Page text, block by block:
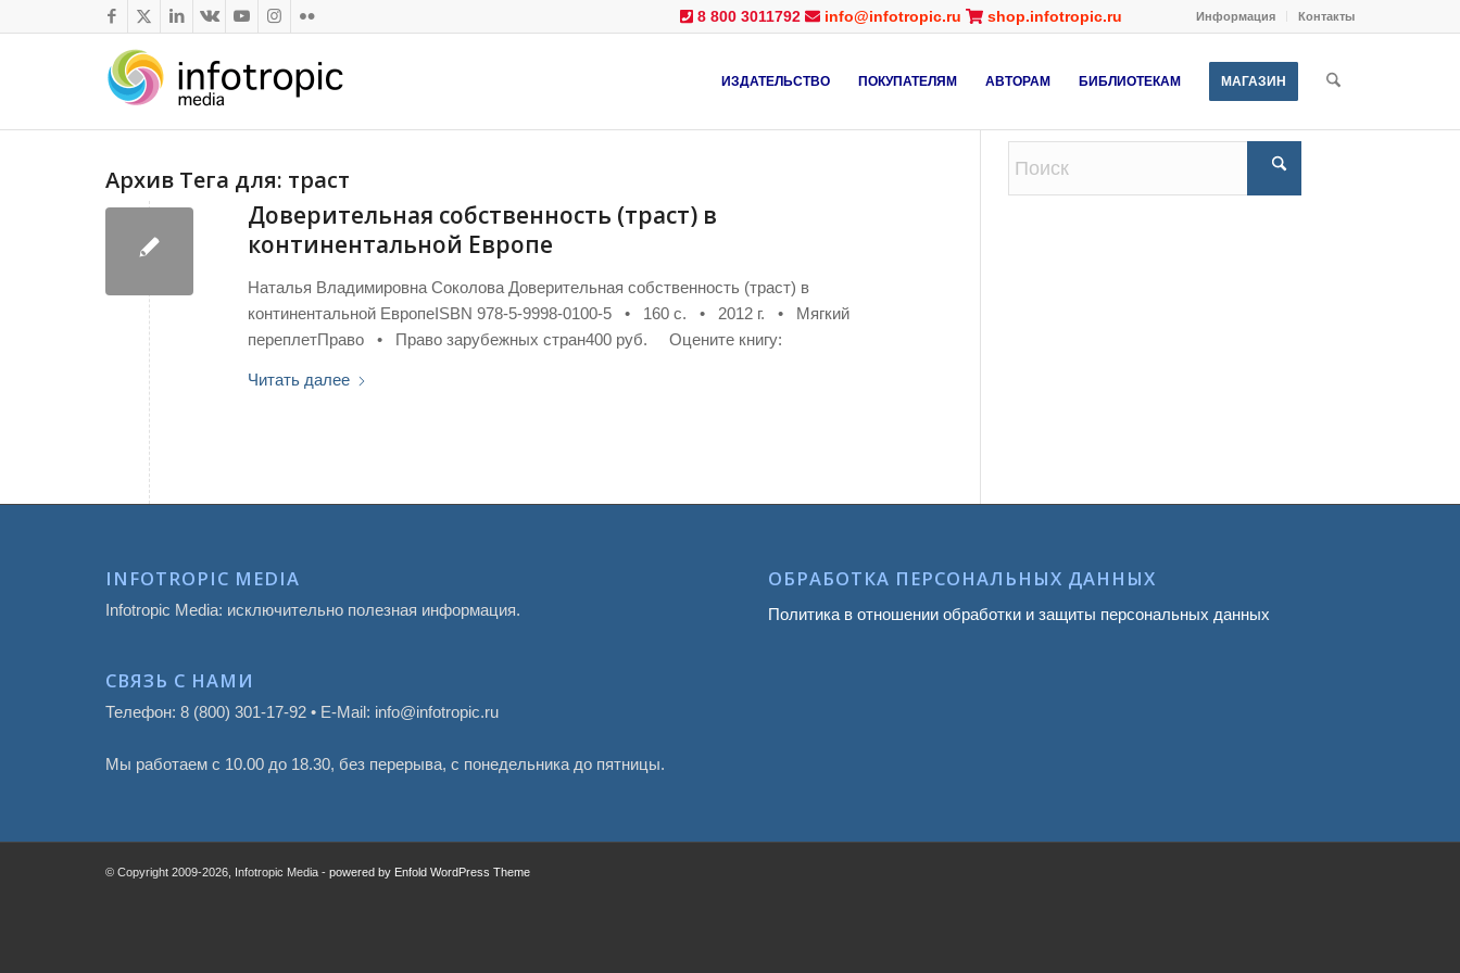
Информация Контакты
8 800 3011792 info@infotropic.ru shop.infotropic.ru
ИЗДАТЕЛЬСТВО ПОКУПАТЕЛЯМ АВТОРАМ БИБЛИОТЕКАМ МАГАЗИН
Архив Тега для: траст
Доверительная собственность (траст) в
континентальной Европе
Наталья Владимировна Соколова Доверительная собственность (траст) в
континентальной ЕвропеISBN 978-5-9998-0100-5 • 160 с. • 2012 г. • Мягкий
переплетПраво • Право зарубежных стран400 руб. Оцените книгу:
Читать далее
INFOTROPIC MEDIA
Infotropic Media: исключительно полезная информация.
СВЯЗЬ С НАМИ
Телефон: 8 (800) 301-17-92 • E-Mail: info@infotropic.ru
Мы работаем с 10.00 до 18.30, без перерыва, с понедельника до пятницы.
ОБРАБОТКА ПЕРСОНАЛЬНЫХ ДАННЫХ
Политика в отношении обработки и защиты персональных данных
© Copyright 2009-2026, Infotropic Media - powered by Enfold WordPress Theme